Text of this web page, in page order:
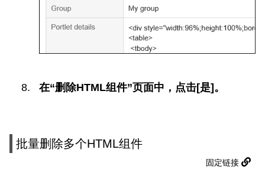
在“删除HTML组件”页面中，点击[是]。
批量删除多个HTML组件
固定链接